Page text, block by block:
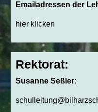
Emailadressen der
hier klicken
Rektorat:
Susanne Seßler: